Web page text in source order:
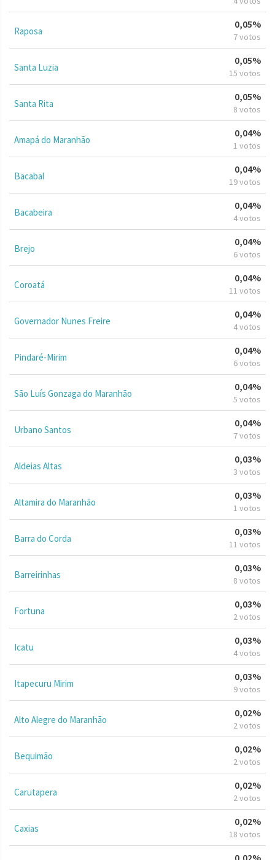
Raposa
0,05%
7 votos
Santa Luzia
0,05%
15 votos
Santa Rita
0,05%
8 votos
Amapá do Maranhão
0,04%
1 votos
Bacabal
0,04%
19 votos
Bacabeira
0,04%
4 votos
Brejo
0,04%
6 votos
Coroatá
0,04%
11 votos
Governador Nunes Freire
0,04%
4 votos
Pindaré-Mirim
0,04%
6 votos
São Luís Gonzaga do Maranhão
0,04%
5 votos
Urbano Santos
0,04%
7 votos
Aldeias Altas
0,03%
3 votos
Altamira do Maranhão
0,03%
1 votos
Barra do Corda
0,03%
11 votos
Barreirinhas
0,03%
8 votos
Fortuna
0,03%
2 votos
Icatu
0,03%
4 votos
Itapecuru Mirim
0,03%
9 votos
Alto Alegre do Maranhão
0,02%
2 votos
Bequimão
0,02%
2 votos
Carutapera
0,02%
2 votos
Caxias
0,02%
18 votos
0,02%